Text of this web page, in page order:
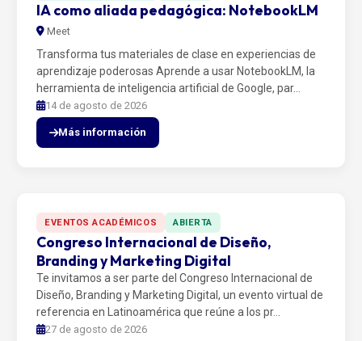
IA como aliada pedagógica: NotebookLM
Meet
Transforma tus materiales de clase en experiencias de
aprendizaje poderosas Aprende a usar NotebookLM, la
herramienta de inteligencia artificial de Google, par…
14 de agosto de 2026
Más información
EVENTOS ACADÉMICOS ABIERTA
Congreso Internacional de Diseño,
Branding y Marketing Digital
Te invitamos a ser parte del Congreso Internacional de
Diseño, Branding y Marketing Digital, un evento virtual de
referencia en Latinoamérica que reúne a los pr…
27 de agosto de 2026